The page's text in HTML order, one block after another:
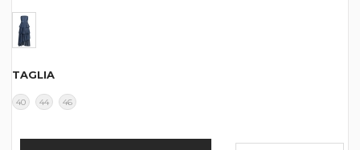
TAGLIA
40 44 46